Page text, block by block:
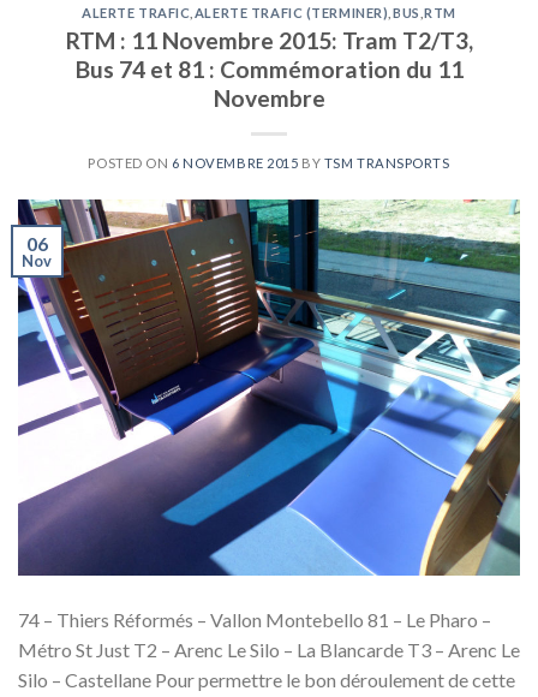
ALERTE TRAFIC ALERTE TRAFIC (TERMINER) BUS ,RTM
RTM : 11 Novembre 2015: Tram T2/T3,
Bus 74 et 81 : Commémoration du 11
Novembre
POSTED ON 6 NOVEMBRE 2015 BY TSM TRANSPORTS
06
Nov
74 – Thiers Réformés – Vallon Montebello 81 – Le Pharo –
Métro St Just T2 – Arenc Le Silo – La Blancarde T3 – Arenc Le
Silo – Castellane Pour permettre le bon déroulement de cette